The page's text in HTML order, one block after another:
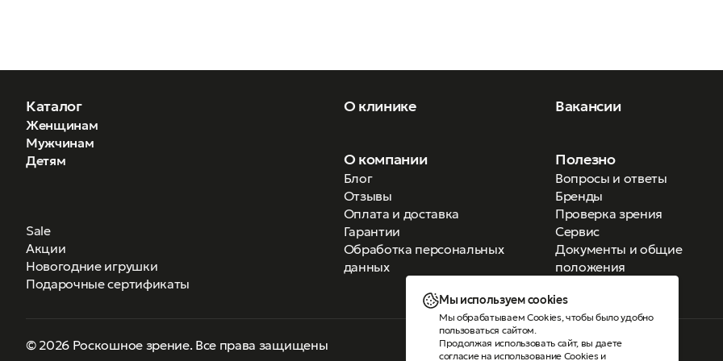
Каталог
Женщинам
Мужчинам
Детям
Sale
Акции
Новогодние игрушки
Подарочные сертификаты
О клинике Вакансии
О компании
Блог
Отзывы
Оплата и доставка
Гарантии
Обработка персональных
данных
Полезно
Вопросы и ответы
Бренды
Проверка зрения
Сервис
Документы и общие
положения
© 2026 Роскошное зрение. Все права защищены
Версия для слабовидящих
Мы используем cookies
Мы обрабатываем Cookies, чтобы было удобно
пользоваться сайтом.
Продолжая использовать сайт, вы даете
согласие на использование Cookiesи